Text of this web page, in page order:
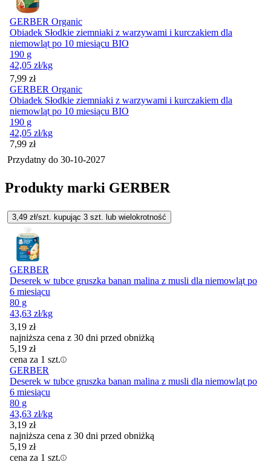
GERBER Organic
Obiadek Słodkie ziemniaki z warzywami i kurczakiem dla
niemowląt po 10 miesiącu BIO
190 g
42,05 zł/kg
Cena
7,99 zł
GERBER Organic
Obiadek Słodkie ziemniaki z warzywami i kurczakiem dla
niemowląt po 10 miesiącu BIO
190 g
42,05 zł/kg
Cena
7,99 zł
Przydatny do 30-10-2027
Produkty marki GERBER
3,49 zł/szt. kupując 3 szt. lub wielokrotność
GERBER
Deserek w tubce gruszka banan malina z musli dla niemowląt po
6 miesiącu
80 g
43,63 zł/kg
3,19 zł
najniższa cena z 30 dni przed obniżką
5,19 zł
cena za 1 szt.
GERBER
Deserek w tubce gruszka banan malina z musli dla niemowląt po
6 miesiącu
80 g
43,63 zł/kg
3,19 zł
najniższa cena z 30 dni przed obniżką
5,19 zł
cena za 1 szt.